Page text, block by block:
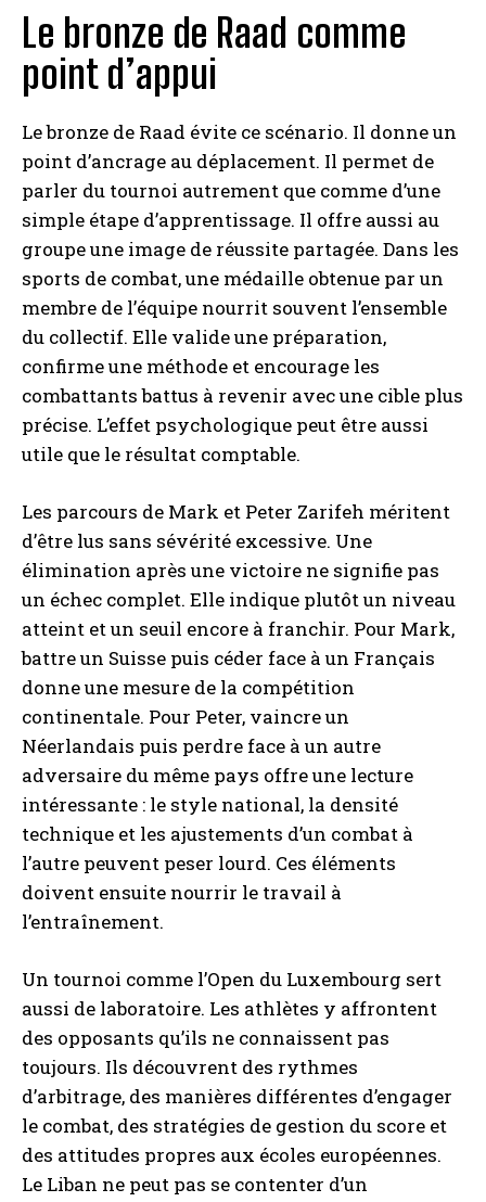
Le bronze de Raad comme
point d’appui
Le bronze de Raad évite ce scénario. Il donne un
point d’ancrage au déplacement. Il permet de
parler du tournoi autrement que comme d’une
simple étape d’apprentissage. Il offre aussi au
groupe une image de réussite partagée. Dans les
sports de combat, une médaille obtenue par un
membre de l’équipe nourrit souvent l’ensemble
du collectif. Elle valide une préparation,
confirme une méthode et encourage les
combattants battus à revenir avec une cible plus
précise. L’effet psychologique peut être aussi
utile que le résultat comptable.
Les parcours de Mark et Peter Zarifeh méritent
d’être lus sans sévérité excessive. Une
élimination après une victoire ne signifie pas
un échec complet. Elle indique plutôt un niveau
atteint et un seuil encore à franchir. Pour Mark,
battre un Suisse puis céder face à un Français
donne une mesure de la compétition
continentale. Pour Peter, vaincre un
Néerlandais puis perdre face à un autre
adversaire du même pays offre une lecture
intéressante : le style national, la densité
technique et les ajustements d’un combat à
l’autre peuvent peser lourd. Ces éléments
doivent ensuite nourrir le travail à
l’entraînement.
Un tournoi comme l’Open du Luxembourg sert
aussi de laboratoire. Les athlètes y affrontent
des opposants qu’ils ne connaissent pas
toujours. Ils découvrent des rythmes
d’arbitrage, des manières différentes d’engager
le combat, des stratégies de gestion du score et
des attitudes propres aux écoles européennes.
Le Liban ne peut pas se contenter d’un